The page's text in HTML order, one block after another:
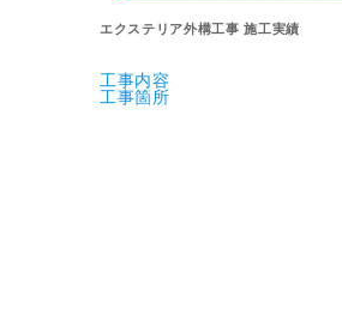
エクステリア外構工事 施工実績
工事内容
工事箇所